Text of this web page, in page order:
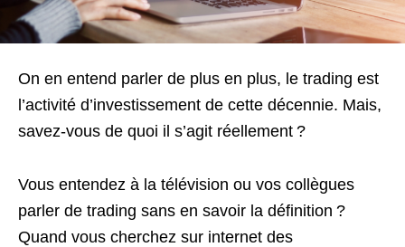
On en entend parler de plus en plus, le trading est
l’activité d’investissement de cette décennie. Mais,
savez-vous de quoi il s’agit réellement ?
Vous entendez à la télévision ou vos collègues
parler de trading sans en savoir la définition ?
Quand vous cherchez sur internet des